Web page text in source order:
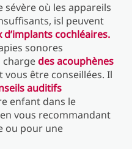
sévère où les appareils
isl peuvent
d’implants cochléaires.
sonores
chargedes acouphènes
vous être conseillées. Il
auditifs
enfant dans le
vous recommandant
ou pour une